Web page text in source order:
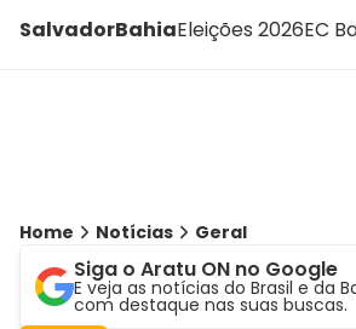
SalvadorBahiaEleições 2026EC
Home Notícias Geral
Siga o Aratu ON no Google
E veja as notícias do Brasil e da
com destaque nas suas buscas.